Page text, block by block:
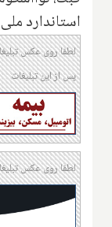
استاندارد
لطفا روی عکس
پس از این تبلیغات
لطفا روی عکس